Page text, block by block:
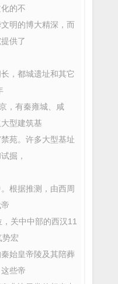
的不
明的博大精深，而
供了
，都城遗址和其它
，有秦雍城、咸
型建筑基
苑。许多大型基址
掘，
根据推测，由西周
关中中部的西汉11
势宏
始皇帝陵及其陪葬
些帝